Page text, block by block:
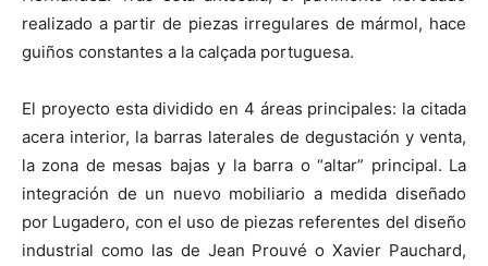
realizado a partir de piezas irregulares de mármol, hace
guiños constantes a la calçada portuguesa.
El proyecto esta dividido en 4 áreas principales: la citada
acera interior, la barras laterales de degustación y venta,
la zona de mesas bajas y la barra o “altar” principal. La
integración de un nuevo mobiliario a medida diseñado
por Lugadero, con el uso de piezas referentes del diseño
industrial como las de Jean Prouvé o Xavier Pauchard,